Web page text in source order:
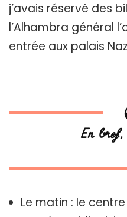
j’avais réservé des
l’Alhambra général
entrée aux palais
En bref,
Le matin : le